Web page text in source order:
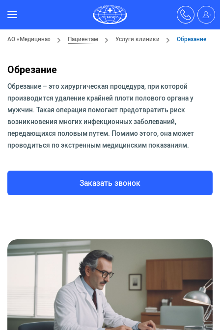
АО «Медицина» Пациентам Услуги клиники Обрезание
Обрезание
Обрезание – это хирургическая процедура, при которой
производится удаление крайней плоти полового органа у
мужчин. Такая операция помогает предотвратить риск
возникновения многих инфекционных заболеваний,
передающихся половым путем. Помимо этого, она может
проводиться по экстренным медицинским показаниям.
Заказать звонок